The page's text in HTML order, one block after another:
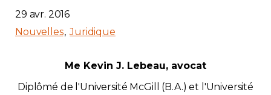
29 avr. 2016
Nouvelles Juridique
Me Kevin J. Lebeau, avocat
Diplômé de l'Université McGill (B.A.) et l'Université